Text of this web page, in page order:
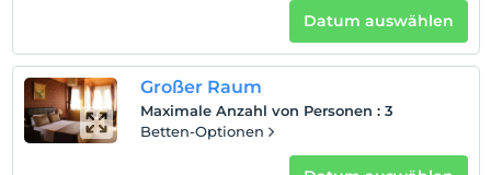
Check-out
Vor 12:00
Haustiere
Datum auswählen
Großer Raum
Maximale Anzahl von Personen : 3
Betten-Optionen